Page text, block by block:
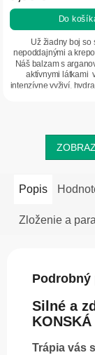
je
5,0
5
hviezdičiek.
Do
Už žiadny boj so
nepoddajnými a
Náš balzam s
aktívnymi látkami
intenzívne vyživí,
Popis
Zloženie a
Podrobný
Silné a
Trápia vás